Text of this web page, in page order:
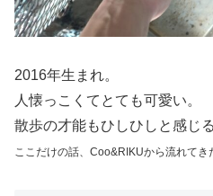
2016年生まれ。
人懐っこくてとても可愛い。
散歩の才能もひしひしと感じる
ここだけの話、Coo&RIKUから流れてき